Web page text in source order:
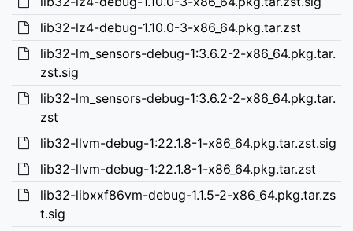
lib32-lz4-debug-1.10.0-3-x86_64.pkg.tar.zst
lib32-lm_sensors-debug-1:3.6.2-2-x86_64.pkg.tar.
zst.sig
lib32-lm_sensors-debug-1:3.6.2-2-x86_64.pkg.tar.
zst
lib32-llvm-debug-1:22.1.8-1-x86_64.pkg.tar.zst.sig
lib32-llvm-debug-1:22.1.8-1-x86_64.pkg.tar.zst
lib32-libxxf86vm-debug-1.1.5-2-x86_64.pkg.tar.zs
t.sig